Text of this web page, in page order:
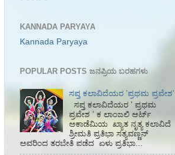
KANNADA PARYAYA
Kannada Paryaya
POPULAR POSTS ಜನಪ್ರಿಯ ಬರಹಗಳು
ಸಪ್ತ ಕಲಾವಿದೆಯರ ʼಪ್ರಥಮ ಪ್ರವೇಶʼ
ಸಪ್ತ ಕಲಾವಿದೆಯರ ʼ ಪ್ರಥಮ
ಪ್ರವೇಶ ʼ ಕ ಲಾಂಜಲಿ ಆರ್ಟ್
ಅಕಾಡೆಮಿಯ‌ ಖ್ಯಾತ ನೃತ್ಯ ಕಲಾವಿದೆ
ಶ್ರೀಮತಿ ಪ್ರತಿಭಾ ಸತ್ಯವಣ್ಣನ್
ಅವರಿಂದ ತರಬೇತಿ ಪಡೆದ ಏಳು ಪ್ರತಿಭಾ...